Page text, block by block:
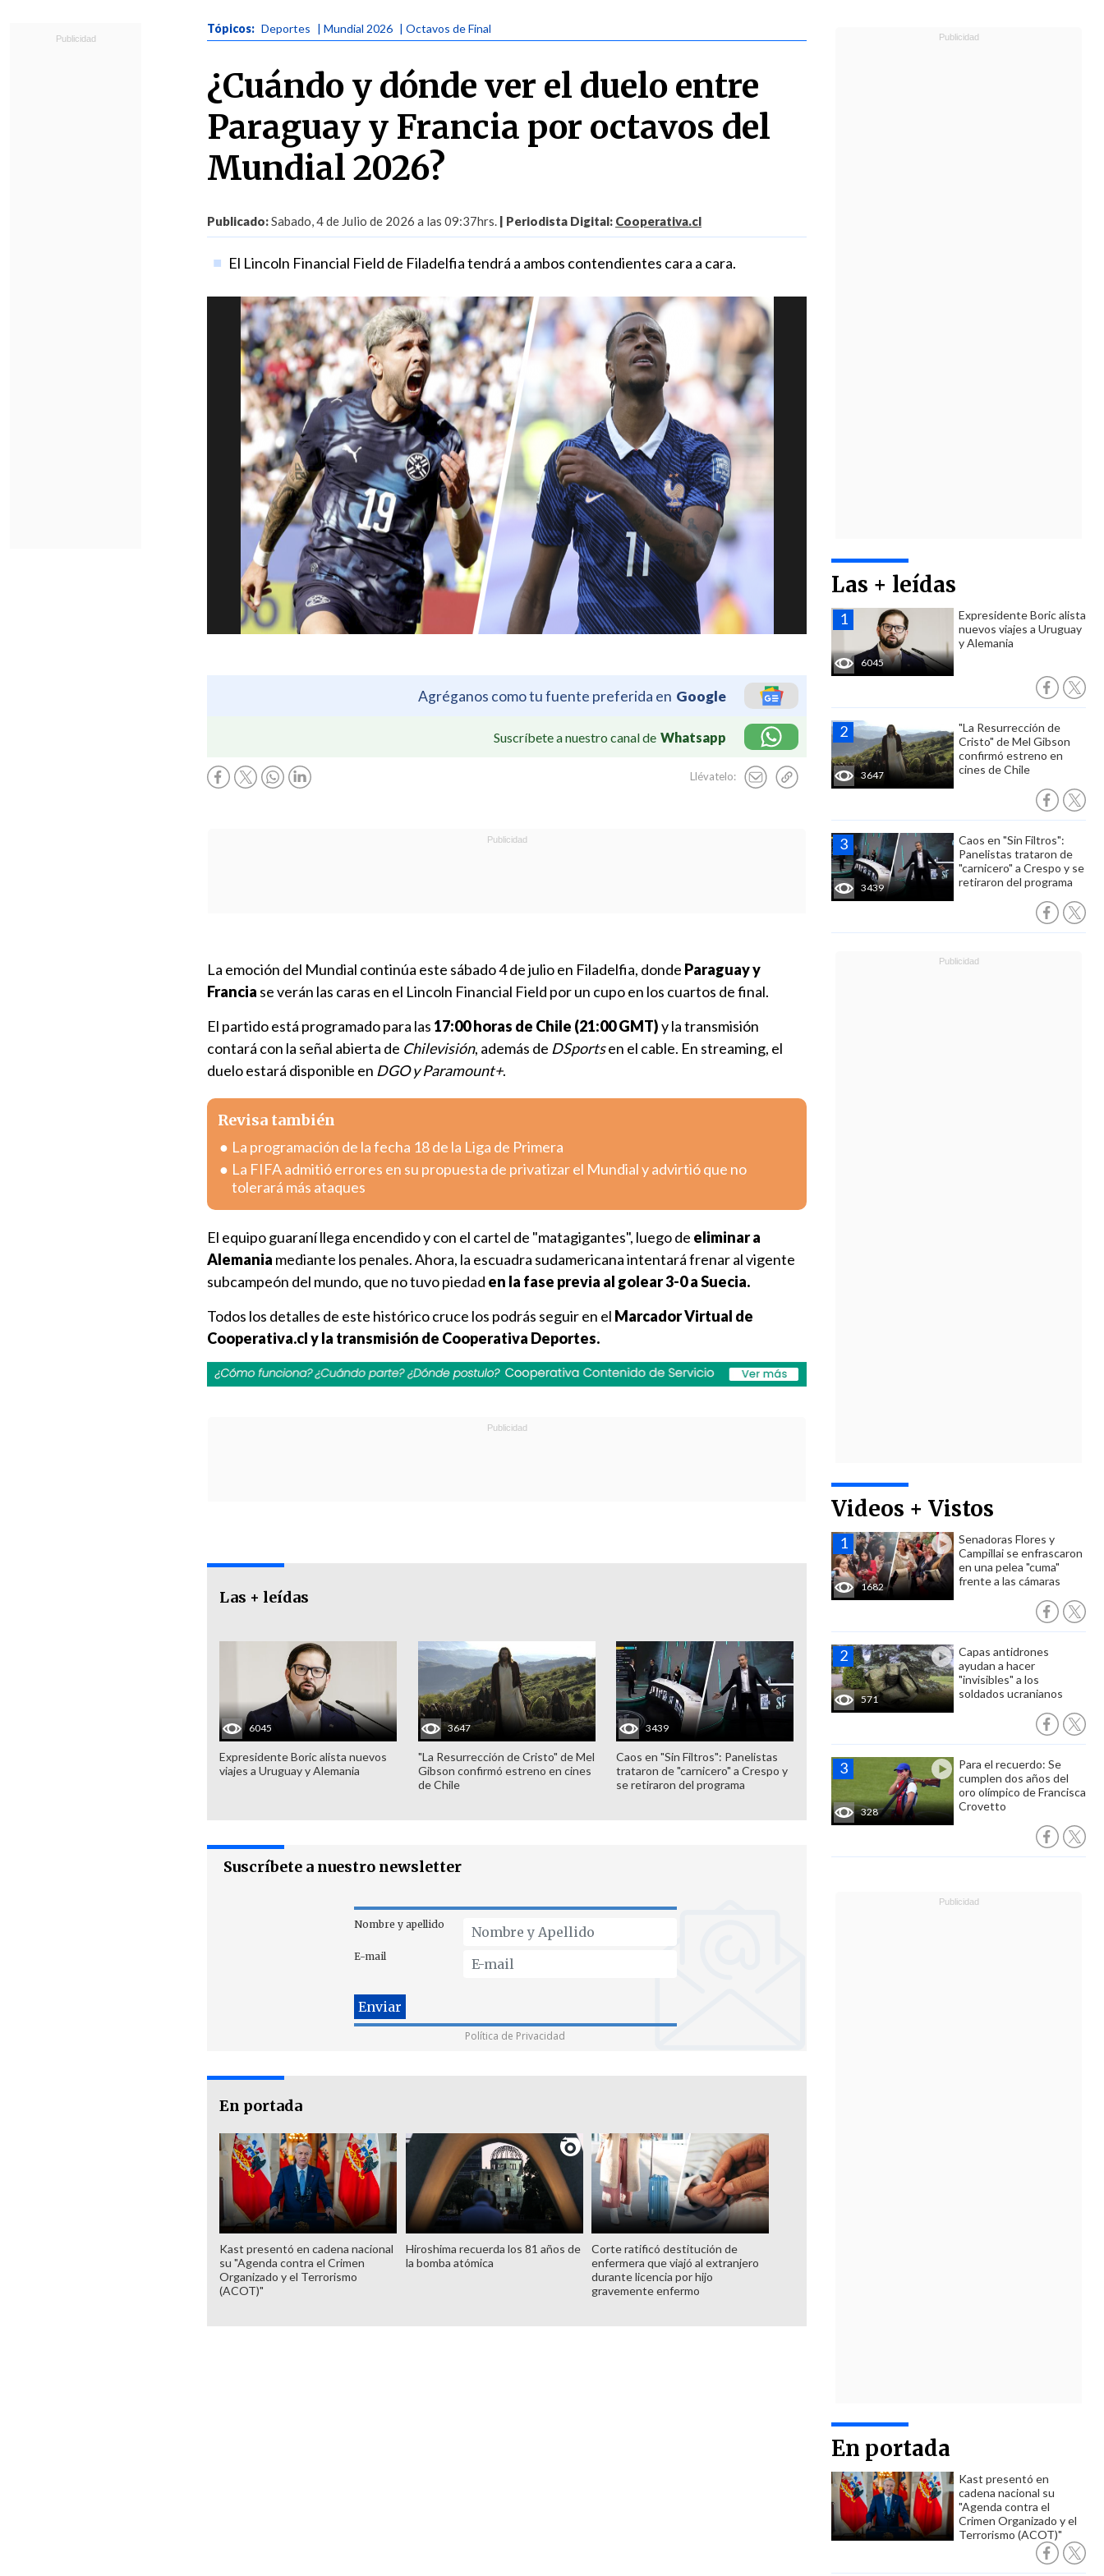
Tópicos: Deportes | Mundial 2026 | Octavos de Final
¿Cuándo y dónde ver el duelo entre
Paraguay y Francia por octavos del
Mundial 2026?
Publicado:Sabado, 4 de Julio de 2026 a las 09:37hrs. | Periodista Digital: Cooperativa.cl
El Lincoln Financial Field de Filadelfia tendrá a ambos contendientes cara a cara.
Agréganos como tu fuente preferida en Google
Suscríbete a nuestro canal de Whatsapp
Llévatelo:
Las + leídas
6045
Expresidente Boric alista
nuevos viajes a Uruguay
y Alemania
3647
"La Resurrección de
Cristo" de Mel Gibson
confirmó estreno en
cines de Chile
3439
Caos en "Sin Filtros":
Panelistas trataron de
"carnicero" a Crespo y se
retiraron del programa
Videos + Vistos
1682
Senadoras Flores y
Campillai se enfrascaron
en una pelea "cuma"
frente a las cámaras
571
Capas antidrones
ayudan a hacer
"invisibles" a los
soldados ucranianos
328
Para el recuerdo: Se
cumplen dos años del
oro olímpico de Francisca
Crovetto
En portada
Kast presentó en
cadena nacional su
"Agenda contra el
Crimen Organizado y el
Terrorismo (ACOT)"
La emoción del Mundial continúa este sábado 4 de julio en Filadelfia, donde Paraguay y
Francia se verán las caras en el Lincoln Financial Field por un cupo en los cuartos de final.
El partido está programado para las 17:00 horas de Chile (21:00 GMT)y la transmisión
contará con la señal abierta de Chilevisión, además de DSportsen el cable. En streaming, el
duelo estará disponible en DGO y Paramount+.
Revisa también
La programación de la fecha 18 de la Liga de Primera
La FIFA admitió errores en su propuesta de privatizar el Mundial y advirtió que no
tolerará más ataques
El equipo guaraní llega encendido y con el cartel de "matagigantes", luego de eliminar a
Alemania mediante los penales. Ahora, la escuadra sudamericana intentará frenar al vigente
subcampeón del mundo, que no tuvo piedad en la fase previa al golear 3-0 a Suecia.
Todos los detalles de este histórico cruce los podrás seguir en el Marcador Virtual de
Cooperativa.cl y la transmisión de Cooperativa Deportes.
Las + leídas
6045
Expresidente Boric alista nuevos
viajes a Uruguay y Alemania
3647
"La Resurrección de Cristo" de Mel
Gibson confirmó estreno en cines
de Chile
3439
Caos en "Sin Filtros": Panelistas
trataron de "carnicero" a Crespo y
se retiraron del programa
Suscríbete a nuestro newsletter
Nombre y apellido
E-mail
Política de Privacidad
En portada
Kast presentó en cadena nacional
su "Agenda contra el Crimen
Organizado y el Terrorismo
(ACOT)"
Hiroshima recuerda los 81 años de
la bomba atómica
Corte ratificó destitución de
enfermera que viajó al extranjero
durante licencia por hijo
gravemente enfermo